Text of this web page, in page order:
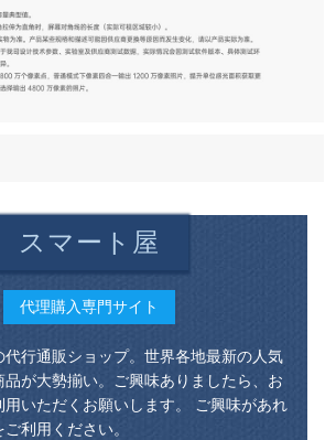
スマート屋
代理購入専門サイト
代行通販ショップ。世界各地最新の人気
品が大勢揃い。ご興味ありましたら、お
用いただくお願いします。 ご興味があれ
利用ください。